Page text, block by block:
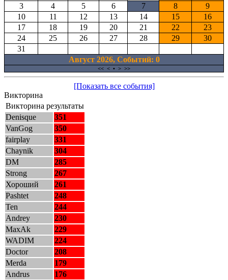
3
4 5 6 7 8
9
10
11 12 13 14 15
16
17
18 19 20 21 22
23
24
25 26 27 28 29
30
31
Август 2026, Cобытий: 0
<< < • > >>
[Показать все события]
Викторина
Викторина результаты
Denisque
351
VanGog
350
fairplay
331
Chaynik
304
DM
285
Strong
267
Хороший
261
Pashtet
248
Ten
244
Andrey
230
MaxAk
229
WADIM
224
Doctor
208
Merda
179
Andrus
176